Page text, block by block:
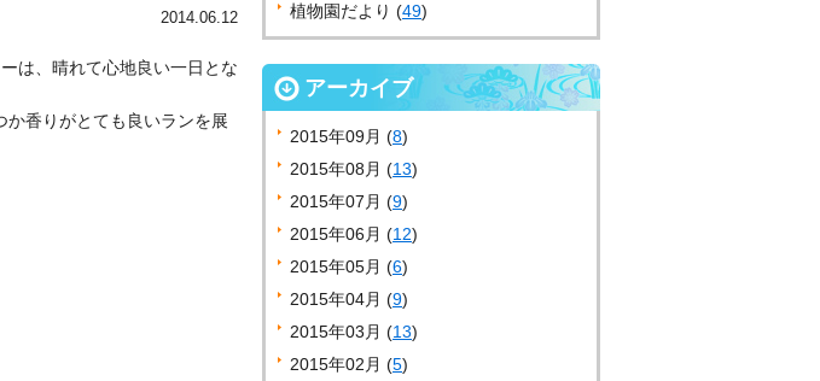
2014.06.12
は、晴れて心地良い一日とな
香りがとても良いランを展
植物園だより (49)
アーカイブ
2015年09月 (8)
2015年08月 (13)
2015年07月 (9)
2015年06月 (12)
2015年05月 (6)
2015年04月 (9)
2015年03月 (13)
2015年02月 (5)